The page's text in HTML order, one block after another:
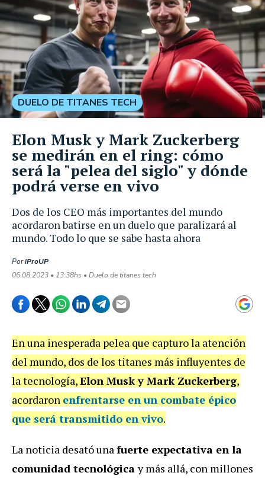
Dos de los CEO más importantes del mundo
acordaron batirse en un duelo que paralizará al
mundo. Todo lo que se sabe hasta ahora
PoriProUP
06.08.2023 • 13:38hs • Duelo de titanes tech
DUELO DE TITANES TECH
Elon Musk y Mark Zuckerberg
se medirán en el ring: cómo
será la "pelea del siglo" y dónde
podrá verse en vivo
En una inesperada pelea que capturo la atención
del mundo, dos de los titanes más influyentes de
la tecnología,Elon Musk y Mark Zuckerberg,
acordaron enfrentarse en un combate épico
que será transmitido en vivo.
La noticia desató unafuerte expectativa en la
comunidad tecnológicay más allá, con millones